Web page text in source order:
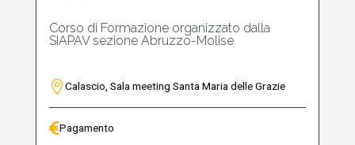
Corso di Formazione organizzato dalla
SIAPAV sezione Abruzzo-Molise
Calascio, Sala meeting Santa Maria delle Grazie
Pagamento